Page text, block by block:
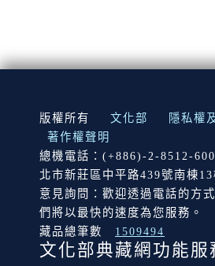
:::
版權所有 文化部
隱私權
著作權聲明
總機電話：(+886)-2-8512-
北市新莊區中平路439號南棟13
意見詢問：歡迎透過電話的方
們將以最快的速度為您服務。
藏品總筆數
1509494
文化部典藏網功能服